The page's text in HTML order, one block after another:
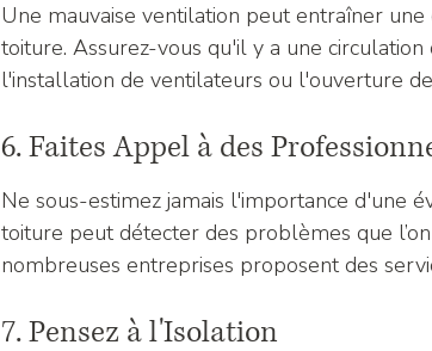
Une mauvaise ventilation peut entraîner
toiture. Assurez-vous qu'il y a une
l'installation de ventilateurs ou l'ouverture
6. Faites Appel à des
Ne sous-estimez jamais l'importance d'une
toiture peut détecter des problèmes que
nombreuses entreprises proposent des
7. Pensez à l'Isolation